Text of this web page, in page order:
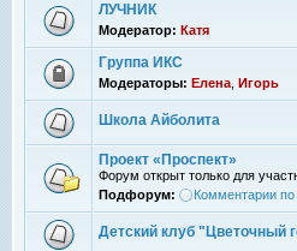
ЛУЧНИК
Модератор: Катя
Группа ИКС
Модераторы: Елена Игорь
Школа Айболита
Проект «Проспект»
Форум открыт только для
Подфорум:
Комментарии по
Детский клуб "Цветочный